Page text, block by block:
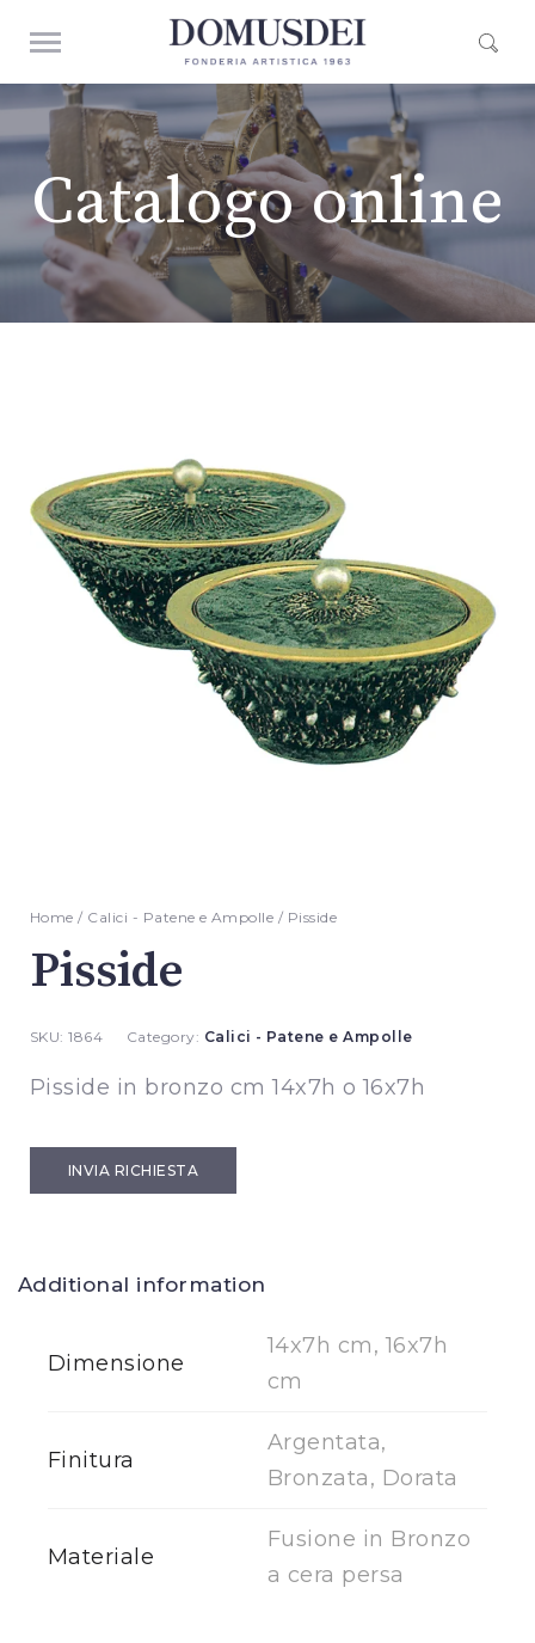
Catalogo online
Home / Calici - Patene e Ampolle / Pisside
Pisside
SKU:1864 Category: Calici - Patene e Ampolle
Pisside in bronzo cm 14x7h o 16x7h
INVIA RICHIESTA
Additional information
Dimensione
14x7h cm, 16x7h
cm
Finitura
Argentata,
Bronzata, Dorata
Materiale
Fusione in Bronzo
a cera persa